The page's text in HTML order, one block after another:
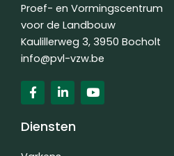
Proef- en Vormingscentrum
voor de Landbouw
Kaulillerweg 3, 3950 Bocholt
info@pvl-vzw.be
F
a
c
e
b
L
i
n
k
e
Y
o
u
Diensten